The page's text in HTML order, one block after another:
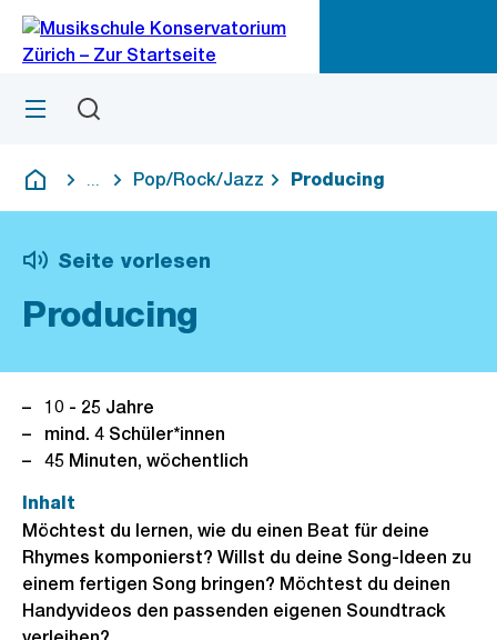
Navigation
Sprunglink
Menü
Deutsch
Blende alle Breadcrumbs ein
Pop/Rock/Jazz Producing
Seite vorlesen
Producing
10 - 25 Jahre
mind. 4 Schüler*innen
45 Minuten, wöchentlich
Inhalt
Möchtest du lernen, wie du einen Beat für deine
Rhymes komponierst? Willst du deine Song-Ideen zu
einem fertigen Song bringen? Möchtest du deinen
Handyvideos den passenden eigenen Soundtrack